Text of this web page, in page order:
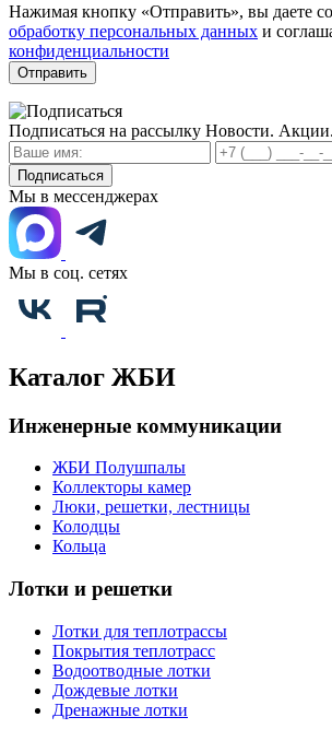
Нажимая кнопку «Отправить», вы даете
обработку персональных данных и
конфиденциальности
Отправить
Подписаться на рассылку Новости.
Подписаться
Мы в мессенджерах
Мы в соц. сетях
Каталог ЖБИ
Инженерные коммуникации
ЖБИ Полушпалы
Коллекторы камер
Люки, решетки, лестницы
Колодцы
Кольца
Лотки и решетки
Лотки для теплотрассы
Покрытия теплотрасс
Водоотводные лотки
Дождевые лотки
Дренажные лотки